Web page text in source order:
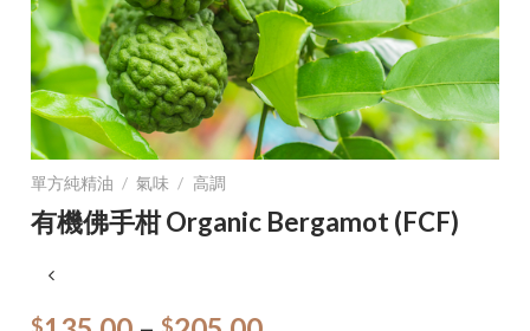
單方純精油 / 氣味 / 高調
有機佛手柑 Organic Bergamot (FCF)